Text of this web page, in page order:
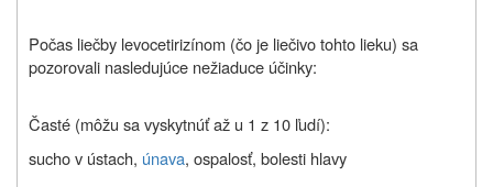
Počas liečby levocetirizínom (čo je liečivo tohto lieku) sa
pozorovali nasledujúce nežiaduce účinky:
Časté (môžu sa vyskytnúť až u 1 z 10 ľudí):
sucho v ústach, únava, ospalosť, bolesti hlavy